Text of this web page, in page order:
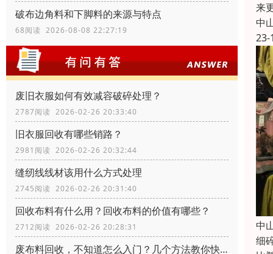
破布边角料和下脚料的来源与特点
68阅读 2026-08-08 22:27:19
废旧衣服如何有效减容破碎处理？
2787阅读 2026-02-26 20:33:40
旧衣服回收有哪些销路？
2981阅读 2026-02-26 20:32:44
缝纫线线材该用什么方式处理
2745阅读 2026-02-26 20:31:40
回收布料有什么用？回收布料的价值有哪些？
2712阅读 2026-02-26 20:28:31
废布料回收，不知道怎么入门？几个方法教你快速入门
来
中
23-
中
细